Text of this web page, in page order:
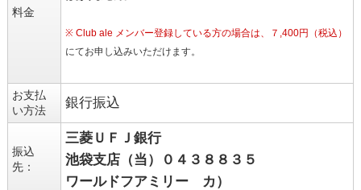
料金
※ Club ale メンバー登録している方の場合は、７,400円（税込）
にてお申し込みいただけます。
お支払
い方法
銀行振込
振込
先：
三菱ＵＦＪ銀行
池袋支店（当）０４３８８３５
ワールドフアミリー カ）